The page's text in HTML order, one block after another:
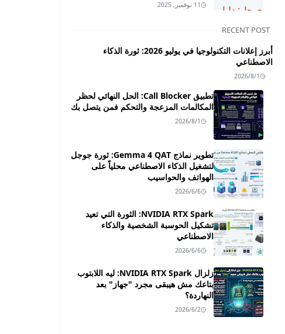
11 نوفمبر, 2025
RECENT POST
أبرز إعلانات التكنولوجيا في يوليو 2026: ثورة الذكاء
الاصطناعي
2026/8/1
تطبيق Call Blocker: الحل النهائي لحظر
المكالمات المزعجة والتحكم فمن يتصل بك
2026/8/1
تطوير نماذج Gemma 4 QAT: ثورة جوجل
لتشغيل الذكاء الاصطناعي محلياً على
الهواتف والحواسيب
2026/6/6
NVIDIA RTX Spark: الثورة التي تعيد
تشكيل الحوسبة الشخصية والذكاء
الاصطناعي
2026/6/6
زلزال NVIDIA RTX Spark: ليه اللابتوب
بتاعك مش هيبقى مجرد "جهاز" بعد
النهاردة؟
2026/6/2